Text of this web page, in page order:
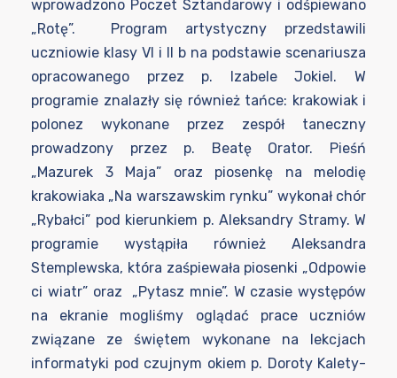
wprowadzono Poczet Sztandarowy i odśpiewano
„Rotę”. Program artystyczny przedstawili
uczniowie klasy VI i II b na podstawie scenariusza
opracowanego przez p. Izabele Jokiel. W
programie znalazły się również tańce: krakowiak i
polonez wykonane przez zespół taneczny
prowadzony przez p. Beatę Orator. Pieśń
„Mazurek 3 Maja” oraz piosenkę na melodię
krakowiaka „Na warszawskim rynku” wykonał chór
„Rybałci” pod kierunkiem p. Aleksandry Stramy. W
programie wystąpiła również Aleksandra
Stemplewska, która zaśpiewała piosenki „Odpowie
ci wiatr” oraz „Pytasz mnie”. W czasie występów
na ekranie mogliśmy oglądać prace uczniów
związane ze świętem wykonane na lekcjach
informatyki pod czujnym okiem p. Doroty Kalety-